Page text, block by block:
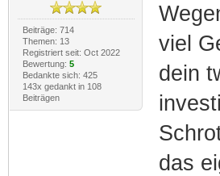
Beiträge: 714
Themen: 13
Registriert seit: Oct 2022
Bewertung: 5
Bedankte sich: 425
143x gedankt in 108
Beiträgen
viel
dein
das